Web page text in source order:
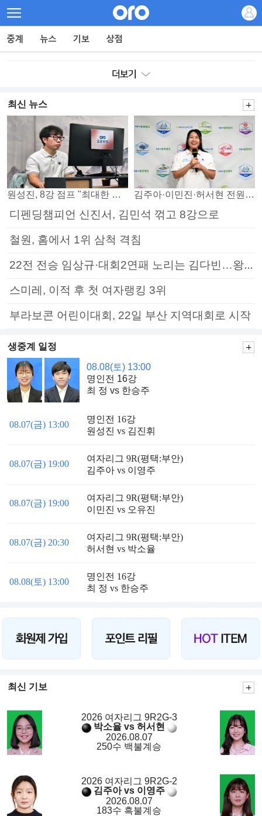
최신 뉴스
원성진, 8강 점프 "최대한 승자조에서 버티겠다" 김주아·이민진·허서현 전원 승리… 평택, 부안 꺾고 5연승
디펜딩챔피언 신진서, 김민석 꺾고 8강으로
철원, 홈에서 1위 삼척 격침
22전 전승 임상규·대회2연패 노리는 김다빈…왕중왕전 16강 7일부터
스미레, 이적 후 첫 여자랭킹 3위
부라보콘 어린이대회, 22일 부산 지역대회로 시작
생중계 일정
08.08(토) 13:00
명인전 16강
최 정 vs 한승주
08.07(금) 13:00
명인전 16강
원성진 vs 김진휘
08.07(금) 19:00
여자리그 9R(평택:부안)
김주아 vs 이영주
08.07(금) 19:00
여자리그 9R(평택:부안)
이민진 vs 오유진
08.07(금) 20:30
여자리그 9R(평택:부안)
허서현 vs 박소율
08.08(토) 13:00
명인전 16강
최 정 vs 한승주
최신 기보
2026 여자리그 9R2G-3
박소율 vs 허서현
2026.08.07
250수 백불계승
2026 여자리그 9R2G-2
김주아 vs 이영주
2026.08.07
183수 흑불계승